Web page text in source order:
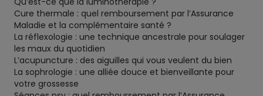
Cure thermale : quel remboursement par l’Assurance
Maladie et la complémentaire santé ?
La réflexologie : une technique ancestrale pour soulager
les maux du quotidien
L’acupuncture : des aiguilles qui vous veulent du bien
La sophrologie : une alliée douce et bienveillante pour
votre grossesse